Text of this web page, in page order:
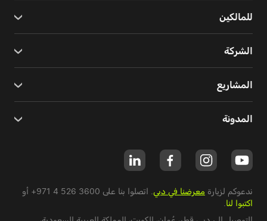
للمالكين
الشركة
المشاريع
المدونة
ندعوكم لزيارة معرضنا في دبي . اتصلوا بنا على +971 4 526 3600 أو
اكتبوا لنا